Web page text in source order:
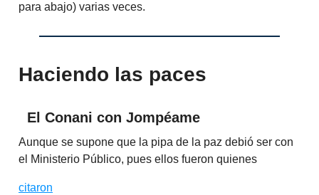
para abajo) varias veces.
Haciendo las paces
El Conani con Jompéame
Aunque se supone que la pipa de la paz debió ser con
el Ministerio Público, pues ellos fueron quienes
citaron